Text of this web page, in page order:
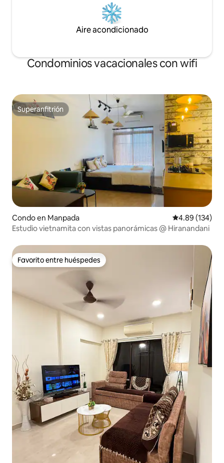
Aire acondicionado
Condominios vacacionales con wifi
Superanfitrión
Superanfitrión
Condo en Manpada Calificación
4.89 (134)
Estudio vietnamita con vistas panorámicas @ Hiranandani
Favorito entre huéspedes
Favorito entre huéspedes